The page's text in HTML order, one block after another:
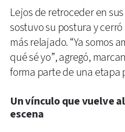
Lejos de retroceder en
sostuvo su postura y
más relajado. “Ya somos
qué sé yo”, agregó,
forma parte de una etapa
Un vínculo que vuelve
escena